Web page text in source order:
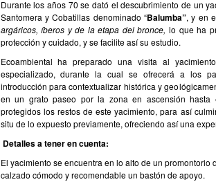
Durante los años 70 se dató el descubrimiento de un
Santomera y Cobatillas denominado “Balumba”, y en
argáricos, íberos y de la etapa del bronce, lo que ha
protección y cuidado, y se facilite así su estudio.
Ecoambiental ha preparado una visita al
especializado, durante la cual se ofrecerá a los
introducción para contextualizar histórica y
en un grato paseo por la zona en ascensión
protegidos los restos de este yacimiento, para así
situ de lo expuesto previamente, ofreciendo así una
Detalles a tener en cuenta:
El yacimiento se encuentra en lo alto de un promontorio
calzado cómodo y recomendable un bastón de apoyo.